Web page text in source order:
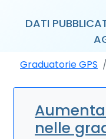
DATI
Graduatorie GPS
nelle